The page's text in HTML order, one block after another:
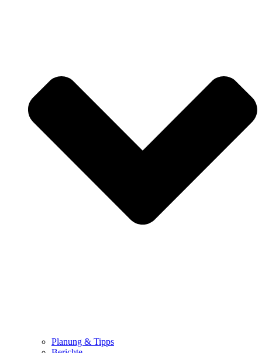
Planung & Tipps